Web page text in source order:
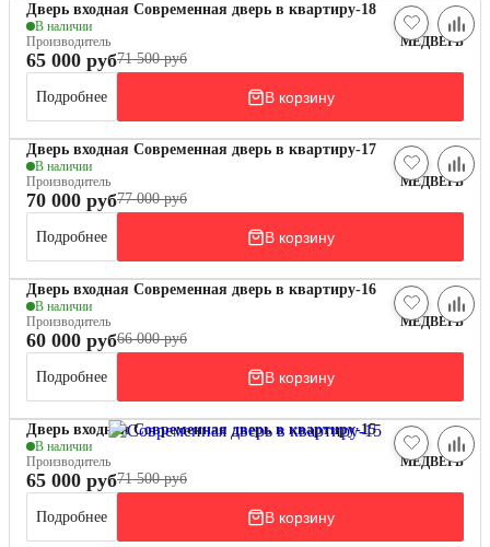
Дверь входная Современная дверь в квартиру-18
В наличии
Производитель
МЕДВЕРЬ
65 000 руб71 500 руб
Подробнее В корзину
Дверь входная Современная дверь в квартиру-17
В наличии
Производитель
МЕДВЕРЬ
70 000 руб77 000 руб
Подробнее В корзину
Дверь входная Современная дверь в квартиру-16
В наличии
Производитель
МЕДВЕРЬ
60 000 руб66 000 руб
Подробнее В корзину
Дверь входная Современная дверь в квартиру-15
В наличии
Производитель
МЕДВЕРЬ
65 000 руб71 500 руб
Подробнее В корзину